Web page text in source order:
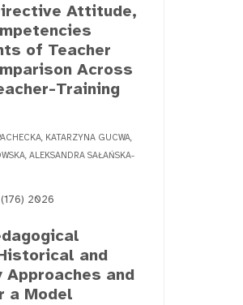
Attitude,
of Teacher
Across
Training
KATARZYNA GUCWA,
ALEKSANDRA SAŁAŃSKA-
2026
and
Approaches and
a Model